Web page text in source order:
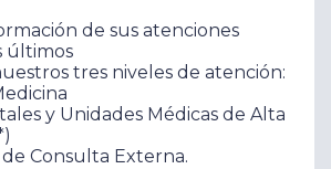
de sus atenciones
últimos
tres niveles de atención:
y Unidades Médicas de Alta
Consulta Externa.